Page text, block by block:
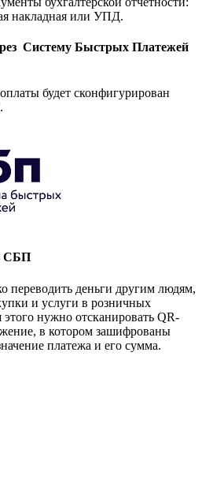
накладная или УПД.
Систему Быстрых Платежей
будет сконфигурирован
СБП
переводить деньги другим людям,
и услуги в розничных
нужно отсканировать QR-
в котором зашифрованы
платежа и его сумма.